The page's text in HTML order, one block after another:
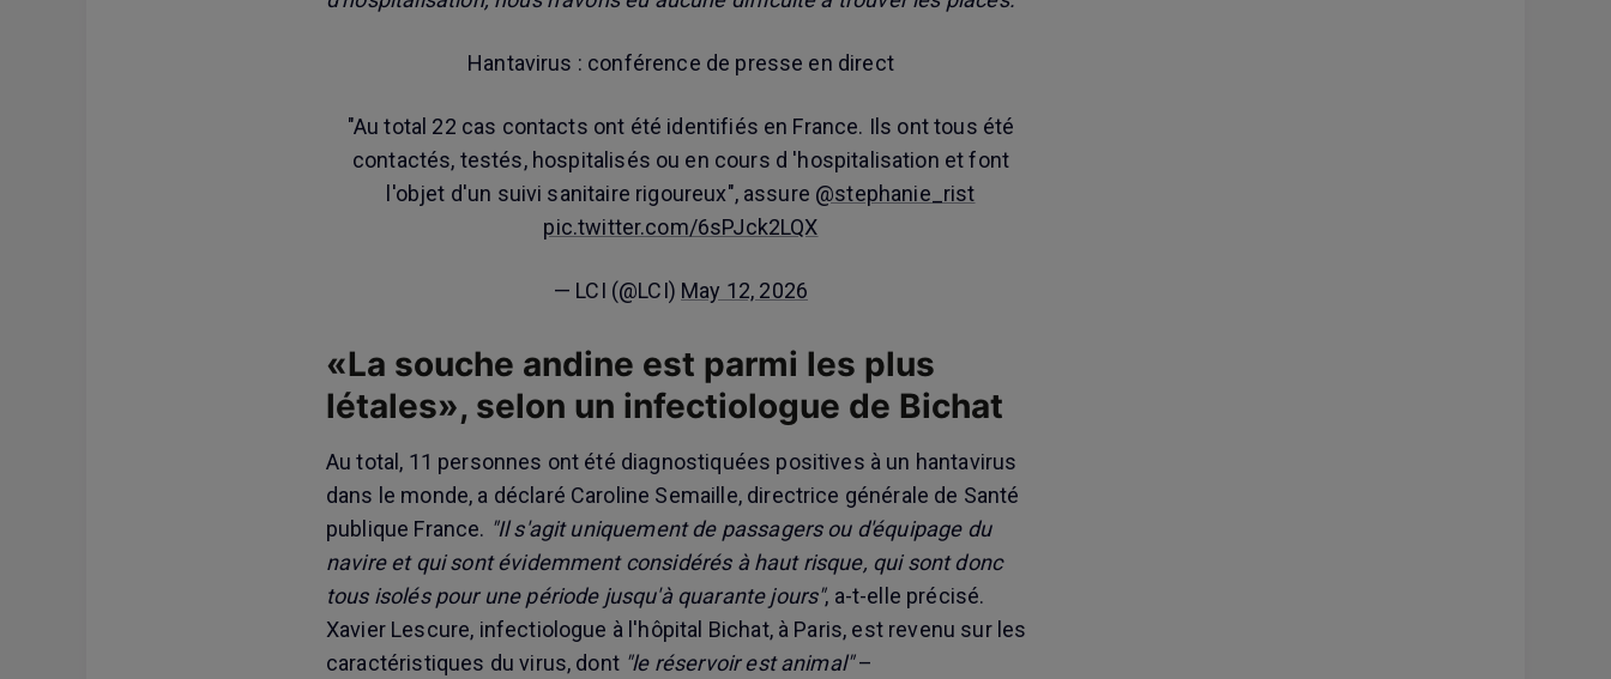
Hantavirus : conférence de presse en direct
️"Au total 22 cas contacts ont été identifiés en France. Ils ont tous été
contactés, testés, hospitalisés ou en cours d 'hospitalisation et font
l'objet d'un suivi sanitaire rigoureux", assure @stephanie_rist
pic.twitter.com/6sPJck2LQX
— LCI (@LCI) May 12, 2026
«La souche andine est parmi les plus
létales», selon un infectiologue de Bichat
Au total, 11 personnes ont été diagnostiquées positives à un hantavirus
dans le monde, a déclaré Caroline Semaille, directrice générale de Santé
publique France. "Il s'agit uniquement de passagers ou d'équipage du
navire et qui sont évidemment considérés à haut risque, qui sont donc
tous isolés pour une période jusqu'à quarante jours", a-t-elle précisé.
Xavier Lescure, infectiologue à l'hôpital Bichat, à Paris, est revenu sur les
caractéristiques du virus, dont "le réservoir est animal"–